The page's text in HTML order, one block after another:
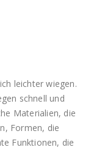
leichter wiegen.
schnell und
Materialien, die
Formen, die
Funktionen, die